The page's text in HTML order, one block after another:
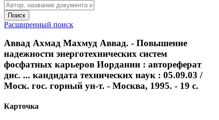
Поиск
Расширенный поиск
Аввад Ахмад Махмуд Аввад. - Повышение
надежности энерготехнических систем
фосфатных карьеров Иордании : автореферат
дис. ... кандидата технических наук : 05.09.03 /
Моск. гос. горный ун-т. - Москва, 1995. - 19 с.
Карточка